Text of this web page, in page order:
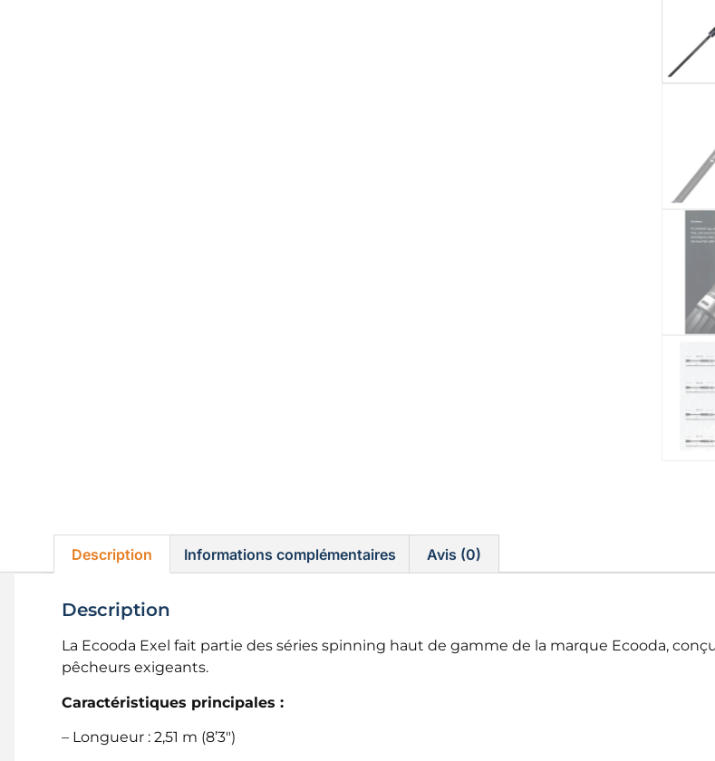
Description Informations complémentaires Avis (0)
Description
La Ecooda Exel fait partie des séries spinning haut de gamme de la marque Ecooda,
pêcheurs exigeants.
Caractéristiques principales :
– Longueur : 2,51 m (8’3″)